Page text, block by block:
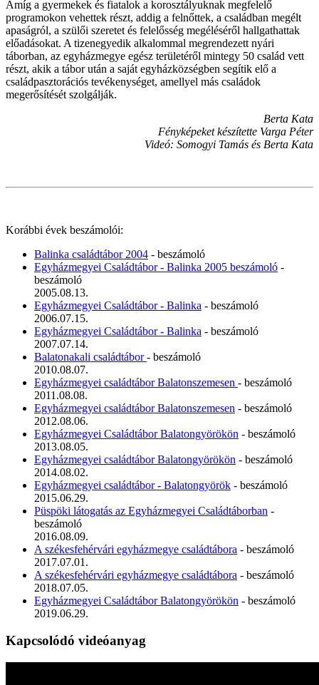
Amíg a gyermekek és fiatalok a korosztályuknak megfelelő
programokon vehettek részt, addig a felnőttek, a családban megélt
apaságról, a szülői szeretet és felelősség megéléséről hallgathattak
előadásokat. A tizenegyedik alkalommal megrendezett nyári
táborban, az egyházmegye egész területéről mintegy 50 család vett
részt, akik a tábor után a saját egyházközségben segítik elő a
családpasztorációs tevékenységet, amellyel más családok
megerősítését szolgálják.
Berta Kata
Fényképeket készítette Varga Péter
Videó: Somogyi Tamás és Berta Kata
Korábbi évek beszámolói:
Balinka családtábor 2004 - beszámoló
Egyházmegyei Családtábor - Balinka 2005 beszámoló -
beszámoló
2005.08.13.
Egyházmegyei Családtábor - Balinka - beszámoló
2006.07.15.
Egyházmegyei Családtábor - Balinka - beszámoló
2007.07.14.
Balatonakali családtábor- beszámoló
2010.08.07.
Egyházmegyei családtábor Balatonszemesen - beszámoló
2011.08.08.
Egyházmegyei családtábor Balatonszemesen - beszámoló
2012.08.06.
Egyházmegyei Családtábor Balatongyörökön - beszámoló
2013.08.05.
Egyházmegyei családtábor Balatongyörökön - beszámoló
2014.08.02.
Egyházmegyei családtábor - Balatongyörök - beszámoló
2015.06.29.
Püspöki látogatás az Egyházmegyei Családtáborban -
beszámoló
2016.08.09.
A székesfehérvári egyházmegye családtábora - beszámoló
2017.07.01.
A székesfehérvári egyházmegye családtábora - beszámoló
2018.07.05.
Egyházmegyei Családtábor Balatongyörökön - beszámoló
2019.06.29.
Kapcsolódó videóanyag